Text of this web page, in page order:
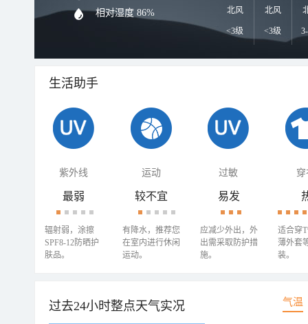
相对湿度 86% 北风
<3级
北风
<3级
生活助手
紫外线 运动 过敏 穿
最弱
辐射弱，涂擦
SPF8-12防晒护
肤品。
较不宜
有降水，推荐您
在室内进行休闲
运动。
易发
应减少外出，外
出需采取防护措
施。
适合穿
薄外套
装。
过去24小时整点天气实况 气温